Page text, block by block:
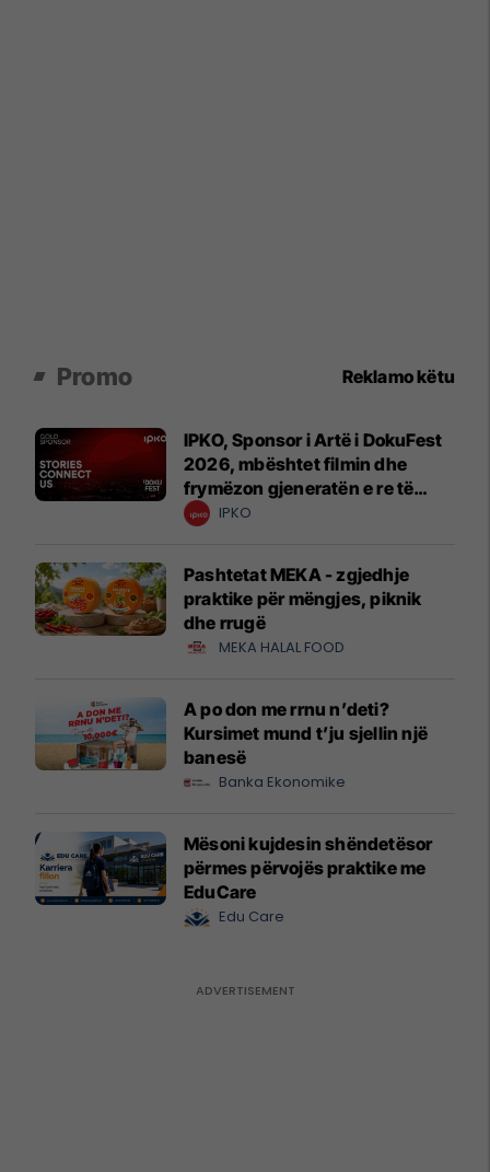
Promo Reklamo këtu
IPKO, Sponsor i Artë i DokuFest
2026, mbështet filmin dhe
frymëzon gjeneratën e re të
krijuesve
IPKO
Pashtetat MEKA - zgjedhje
praktike për mëngjes, piknik
dhe rrugë
MEKA HALAL FOOD
A po don me rrnu n’deti?
Kursimet mund t’ju sjellin një
banesë
Banka Ekonomike
Mësoni kujdesin shëndetësor
përmes përvojës praktike me
EduCare
Edu Care